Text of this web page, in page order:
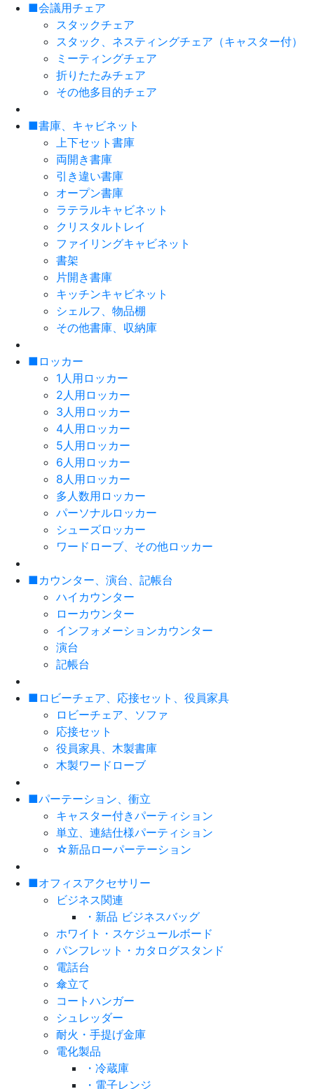
■会議用チェア
スタックチェア
スタック、ネスティングチェア（キャスター付）
ミーティングチェア
折りたたみチェア
その他多目的チェア
■書庫、キャビネット
上下セット書庫
両開き書庫
引き違い書庫
オープン書庫
ラテラルキャビネット
クリスタルトレイ
ファイリングキャビネット
書架
片開き書庫
キッチンキャビネット
シェルフ、物品棚
その他書庫、収納庫
■ロッカー
1人用ロッカー
2人用ロッカー
3人用ロッカー
4人用ロッカー
5人用ロッカー
6人用ロッカー
8人用ロッカー
多人数用ロッカー
パーソナルロッカー
シューズロッカー
ワードローブ、その他ロッカー
■カウンター、演台、記帳台
ハイカウンター
ローカウンター
インフォメーションカウンター
演台
記帳台
■ロビーチェア、応接セット、役員家具
ロビーチェア、ソファ
応接セット
役員家具、木製書庫
木製ワードローブ
■パーテーション、衝立
キャスター付きパーティション
単立、連結仕様パーティション
☆新品ローパーテーション
■オフィスアクセサリー
ビジネス関連
・新品 ビジネスバッグ
ホワイト・スケジュールボード
パンフレット・カタログスタンド
電話台
傘立て
コートハンガー
シュレッダー
耐火・手提げ金庫
電化製品
・冷蔵庫
・電子レンジ